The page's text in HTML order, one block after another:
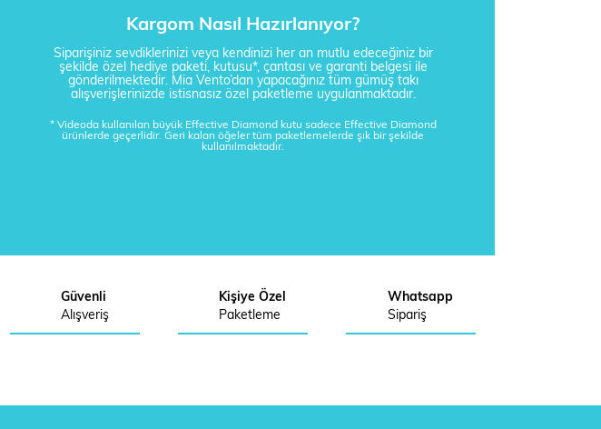
Kargom Nasıl Hazırlanıyor?
Siparişiniz sevdiklerinizi veya kendinizi her an mutlu edeceğiniz bir
şekilde özel hediye paketi, kutusu*, çantası ve garanti belgesi ile
gönderilmektedir. Mia Vento’dan yapacağınız tüm gümüş takı
alışverişlerinizde istisnasız özel paketleme uygulanmaktadır.
* Videoda kullanılan büyük Effective Diamond kutu sadece Effective Diamond
ürünlerde geçerlidir. Geri kalan öğeler tüm paketlemelerde şık bir şekilde
kullanılmaktadır.
Güvenli
Alışveriş
Kişiye Özel
Paketleme
Whatsapp
Sipariş